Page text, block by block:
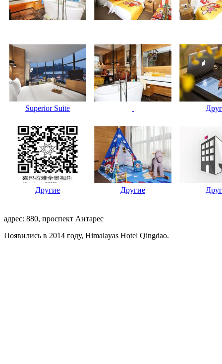
Superior Suite
Другие Другие
адрес: 880, проспект Антарес
Появились в 2014 году, Himalayas Hotel Qingdao.